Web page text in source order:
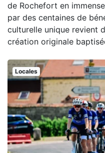
de Rochefort en
par des centaines de
culturelle unique revient
création originale
Locales